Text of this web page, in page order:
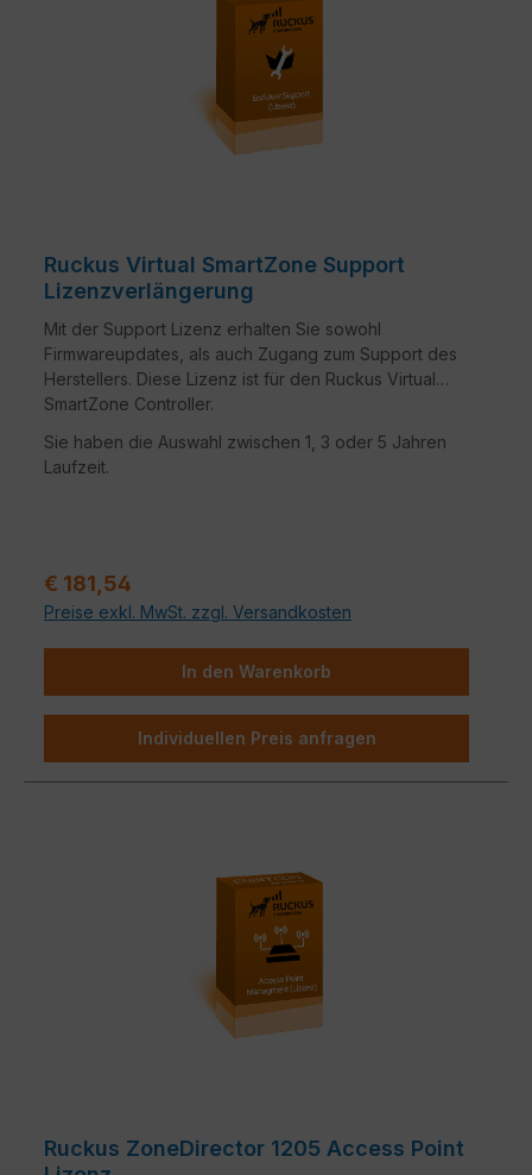
Ruckus Virtual SmartZone Support
Lizenzverlängerung
Mit der Support Lizenz erhalten Sie sowohl
Firmwareupdates, als auch Zugang zum Support des
Herstellers. Diese Lizenz ist für den Ruckus Virtual
SmartZone Controller.
Sie haben die Auswahl zwischen 1, 3 oder 5 Jahren
Laufzeit.
Verkaufspreis:
€ 181,54
Preise exkl. MwSt. zzgl. Versandkosten
In den Warenkorb
Individuellen Preis anfragen
Ruckus ZoneDirector 1205 Access Point